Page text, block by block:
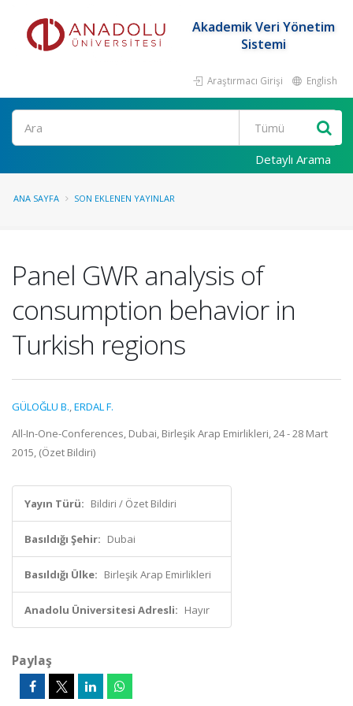
Akademik Veri Yönetim
Sistemi
Araştırmacı Girişi English
Ara
Detaylı Arama
ANA SAYFA SON EKLENEN YAYINLAR
Panel GWR analysis of
consumption behavior in
Turkish regions
GÜLOĞLU B.,ERDAL F.
All-In-One-Conferences, Dubai, Birleşik Arap Emirlikleri, 24 - 28 Mart
2015, (Özet Bildiri)
Yayın Türü: Bildiri / Özet Bildiri
Basıldığı Şehir: Dubai
Basıldığı Ülke: Birleşik Arap Emirlikleri
Anadolu Üniversitesi Adresli: Hayır
Paylaş